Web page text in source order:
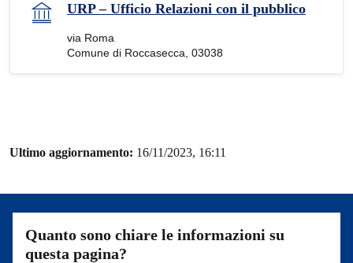
URP – Ufficio Relazioni con il pubblico
via Roma
Comune di Roccasecca, 03038
Ultimo aggiornamento: 16/11/2023, 16:11
Quanto sono chiare le informazioni su
questa pagina?